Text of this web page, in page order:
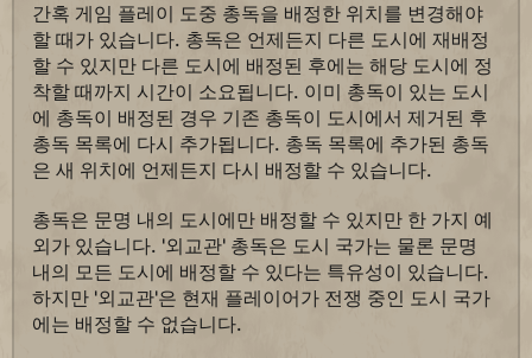
간혹 게임 플레이 도중 총독을 배정한 위치를 변경해야
할 때가 있습니다. 총독은 언제든지 다른 도시에 재배정
할 수 있지만 다른 도시에 배정된 후에는 해당 도시에 정
착할 때까지 시간이 소요됩니다. 이미 총독이 있는 도시
에 총독이 배정된 경우 기존 총독이 도시에서 제거된 후
총독 목록에 다시 추가됩니다. 총독 목록에 추가된 총독
은 새 위치에 언제든지 다시 배정할 수 있습니다.
총독은 문명 내의 도시에만 배정할 수 있지만 한 가지 예
외가 있습니다. '외교관' 총독은 도시 국가는 물론 문명
내의 모든 도시에 배정할 수 있다는 특유성이 있습니다.
하지만 '외교관'은 현재 플레이어가 전쟁 중인 도시 국가
에는 배정할 수 없습니다.